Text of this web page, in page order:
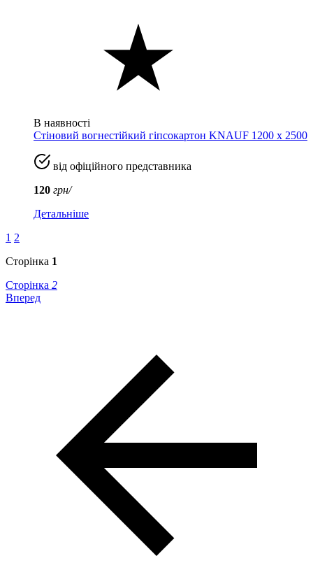
В наявності
Стіновий вогнестійкий гіпсокартон KNAUF 1200 х 2500
від офіційного представника
120 грн/
Детальніше
1 2
Сторінка 1
Сторінка 2
Вперед